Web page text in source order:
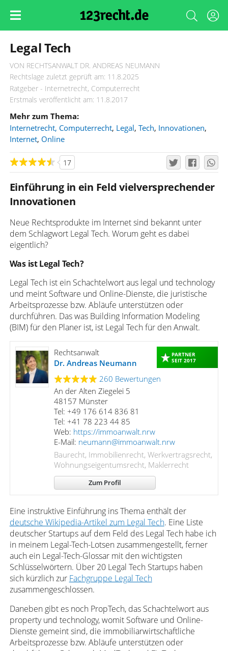
Legal Tech
VON RECHTSANWALT DR. ANDREAS NEUMANN
Rechtslage zuletzt geprüft am: 11.8.2025
Ratgeber - Internetrecht, Computerrecht
Erstmals veröffentlicht am: 11.8.2017
Mehr zum Thema:
Internetrecht, Computerrecht, Legal, Tech, Innovationen,
Internet, Online
17
Einführung in ein Feld vielversprechender
Innovationen
Neue Rechtsprodukte im Internet sind bekannt unter
dem Schlagwort Legal Tech. Worum geht es dabei
eigentlich?
Was ist Legal Tech?
Legal Tech ist ein Schachtelwort aus legal und technology
und meint Software und Online-Dienste, die juristische
Arbeitsprozesse bzw. Abläufe unterstützen oder
durchführen. Das was Building Information Modeling
(BIM) für den Planer ist, ist Legal Tech für den Anwalt.
PARTNER
SEIT 2017
Rechtsanwalt
Dr. Andreas Neumann
260 Bewertungen
An der Alten Ziegelei 5
48157 Münster
Tel: +49 176 614 836 81
Tel: +41 78 223 44 85
Web: https://immoanwalt.nrw
E-Mail: neumann@immoanwalt.nrw
Baurecht, Immobilienrecht, Werkvertragsrecht,
Wohnungseigentumsrecht, Maklerrecht
Zum Profil
Eine instruktive Einführung ins Thema enthält der
deutsche Wikipedia-Artikel zum Legal Tech. Eine Liste
deutscher Startups auf dem Feld des Legal Tech habe ich
in meinem Legal-Tech-Lotsen zusammengestellt, ferner
auch ein Legal-Tech-Glossar mit den wichtigsten
Schlüsselwörtern. Über 20 Legal Tech Startups haben
sich kürzlich zur Fachgruppe Legal Tech
zusammengeschlossen.
Daneben gibt es noch PropTech, das Schachtelwort aus
property und technology, womit Software und Online-
Dienste gemeint sind, die immobiliarwirtschaftliche
Arbeitsprozesse bzw. Abläufe unterstützen oder